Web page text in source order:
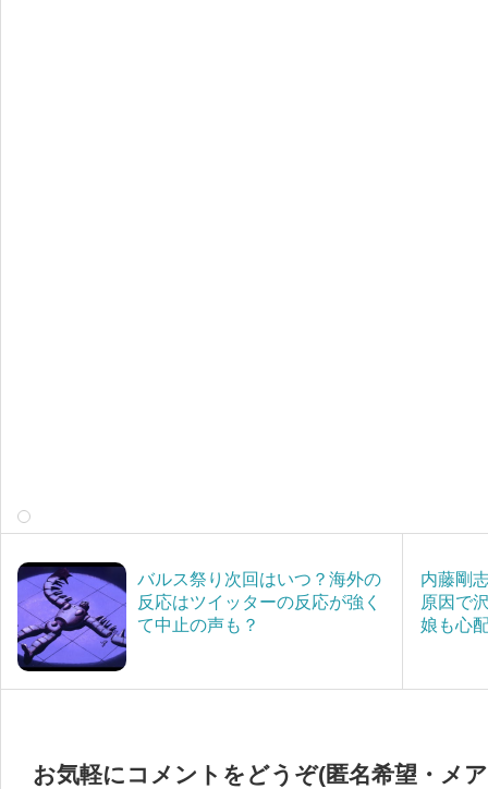
バルス祭り次回はいつ？海外の
反応はツイッターの反応が強く
て中止の声も？
内藤剛
原因で
娘も心
お気軽にコメントをどうぞ(匿名希望・メ